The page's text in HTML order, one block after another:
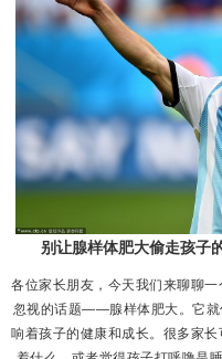
别让腺样体肥大偷走孩子
各位家长朋友，今天我们来聊聊
忽视的话题——腺样体肥大。它就
响着孩子的健康和成长。很多家